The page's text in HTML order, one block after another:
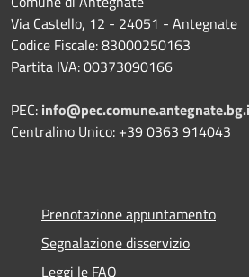
Via Castello, 12 - 24051 - Antegnate
Codice Fiscale: 83000250163
Partita IVA: 00373090166
PEC:
Centralino Unico: +39 0363 914043
Prenotazione appuntamento
Segnalazione disservizio
Leggi le FAQ